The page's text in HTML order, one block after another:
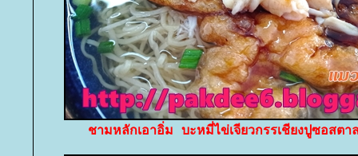
ชามหลักเอาอิ่ม บะหมี่ไข่เจียวกรรเชียงปูซอสต